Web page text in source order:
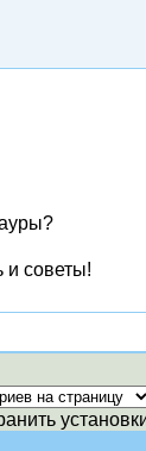
и советы!